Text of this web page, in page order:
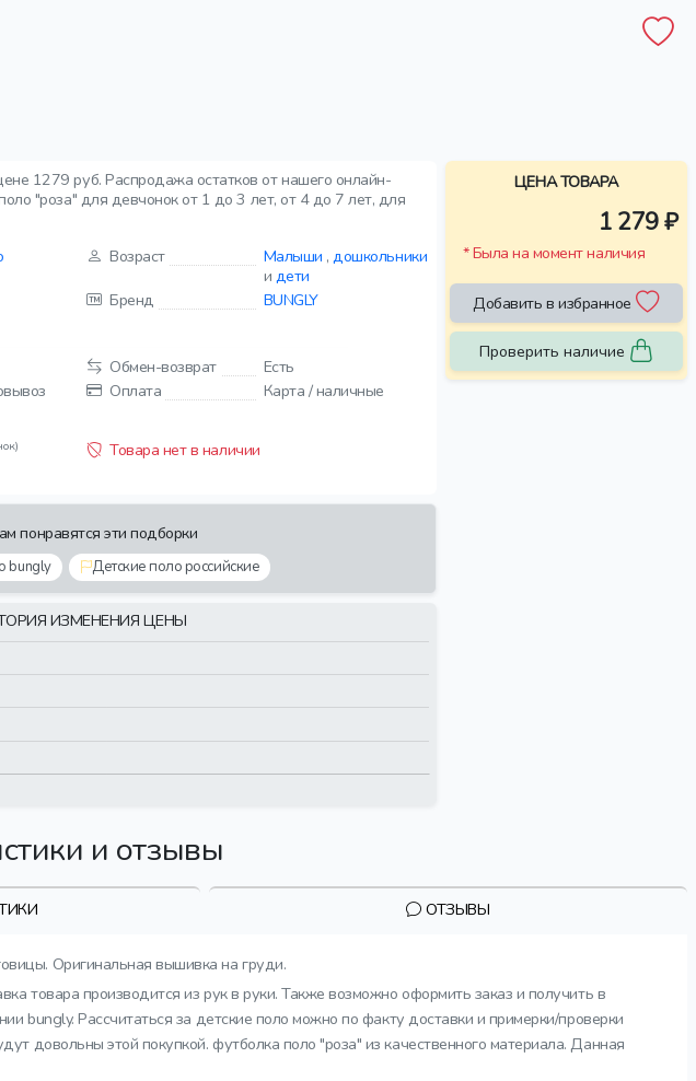
1279 руб. Распродажа остатков от нашего онлайн-
"роза" для девчонок от 1 до 3 лет, от 4 до 7 лет, для
Возраст Малыши ,дошкольники
и дети
Бренд
BUNGLY
Обмен-возврат
Есть
Оплата Карта / наличные
Товара нет в наличии
понравятся эти подборки
bungly Детские поло российские
ИЗМЕНЕНИЯ ЦЕНЫ
ЦЕНА ТОВАРА
1 279 ₽
* Была на момент наличия
Добавить в избранное
Проверить наличие
и отзывы
ОТЗЫВЫ
Оригинальная вышивка на груди.
товара производится из рук в руки. Также возможно оформить заказ и получить в
bungly. Рассчитаться за детские поло можно по факту доставки и примерки/проверки
довольны этой покупкой. футболка поло "роза" из качественного материала. Данная